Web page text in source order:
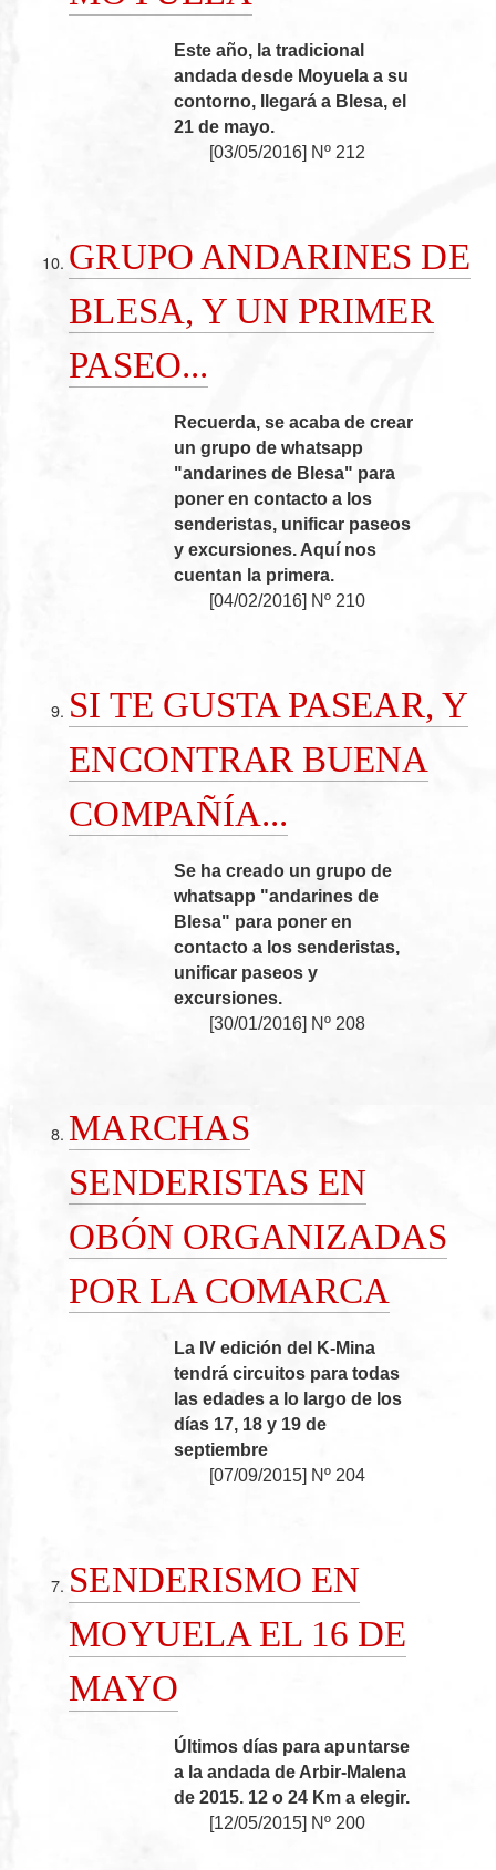
Este año, la tradicional
andada desde Moyuela a su
contorno, llegará a Blesa, el
21 de mayo.
[03/05/2016] Nº 212
GRUPO ANDARINES DE
BLESA, Y UN PRIMER
PASEO...
Recuerda, se acaba de crear
un grupo de whatsapp
"andarines de Blesa" para
poner en contacto a los
senderistas, unificar paseos
y excursiones. Aquí nos
cuentan la primera.
[04/02/2016] Nº 210
SI TE GUSTA PASEAR, Y
ENCONTRAR BUENA
COMPAÑÍA...
Se ha creado un grupo de
whatsapp "andarines de
Blesa" para poner en
contacto a los senderistas,
unificar paseos y
excursiones.
[30/01/2016] Nº 208
MARCHAS
SENDERISTAS EN
OBÓN ORGANIZADAS
POR LA COMARCA
La IV edición del K-Mina
tendrá circuitos para todas
las edades a lo largo de los
días 17, 18 y 19 de
septiembre
[07/09/2015] Nº 204
SENDERISMO EN
MOYUELA EL 16 DE
MAYO
Últimos días para apuntarse
a la andada de Arbir-Malena
de 2015. 12 o 24 Km a elegir.
[12/05/2015] Nº 200